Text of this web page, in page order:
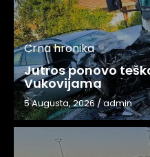
Crna hronika
Jutros ponovo
Vukovijama
5 Augusta, 2026/admin